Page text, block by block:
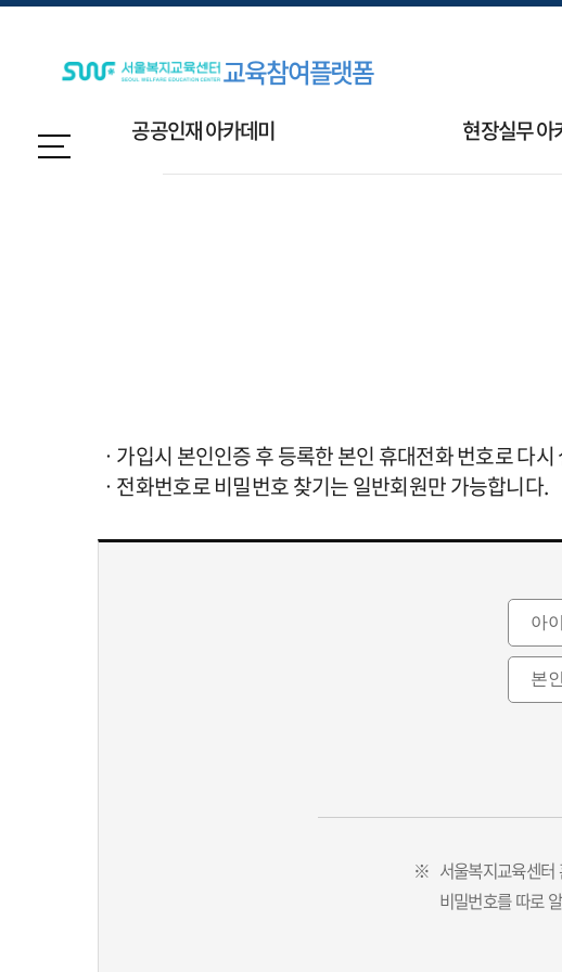
교육참여플랫폼
공공인재 아카데미 현장실무 아
ㆍ가입시 본인인증 후 등록한 본인 휴대전화 번호로 다시
ㆍ전화번호로 비밀번호 찾기는 일반회원만 가능합니다.
※ 서울복지교육센터
비밀번호를 따로